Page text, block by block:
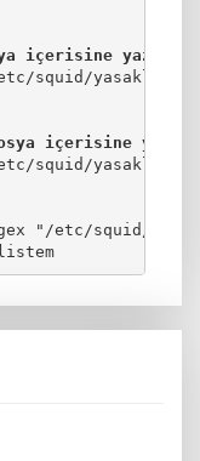
içerisine
squid/
içerisine
squid/
"/etc/squid/
http_access deny yasakkelimelistem